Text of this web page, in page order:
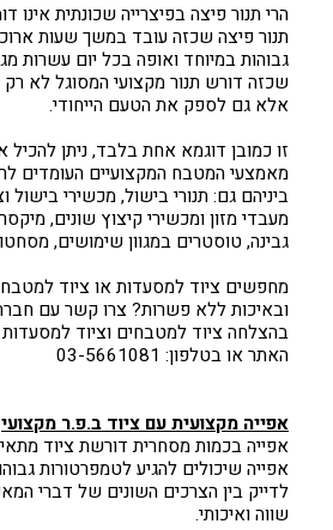
הרי תנור פיצה בפיצרייה שכונתית אינו
תנור פיצה שכזה עובד במשך שעות
גבוהות במיוחד ואופה בכל יום עשרות
שכזה דורש תנור מקצועי המסוגל לא
אלא גם לספק את הטעם הייחודי.
זו כמובן דוגמא אחת בלבד, ניתן
מאמצעי המטבח המקצועיים העומדים
ביניהם גם: תנורי בישול, מכשירי בישול
מעבדי מזון ומכשירי קיצוץ שונים,
גבינה, טוסטרים במגוון שימושים,
מחפשים ציוד למסעדות או ציוד
ובאיכות ללא פשרות? צרו קשר עם
האתר או בטלפון: 03-5661081
אפייה מקצועית עם ציוד ב.פ.ר מקצועי
אפייה בכמות מסחרית דורשת ציוד
אפייה שיכולים להגיע לטמפרטורות
לדייק בין הצרכים השונים של דברי
שווה ואיכותי.